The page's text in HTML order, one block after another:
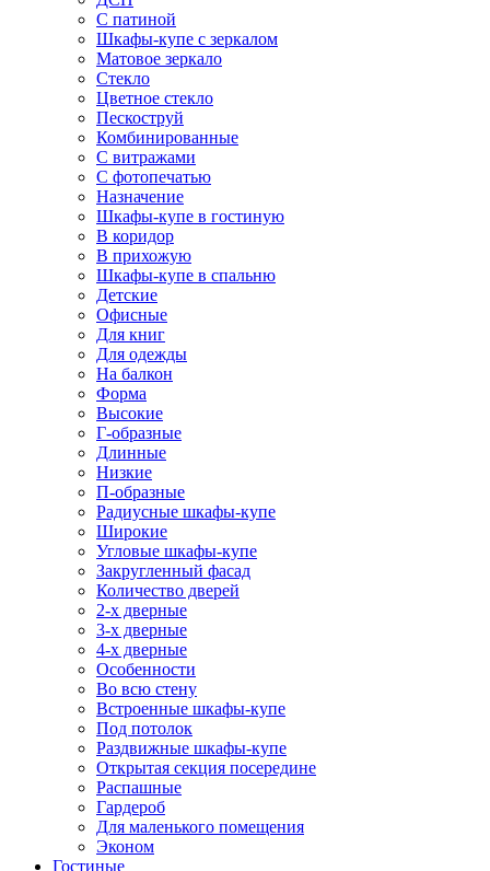
С патиной
Шкафы-купе с зеркалом
Матовое зеркало
Стекло
Цветное стекло
Пескоструй
Комбинированные
С витражами
С фотопечатью
Назначение
Шкафы-купе в гостиную
В коридор
В прихожую
Шкафы-купе в спальню
Детские
Офисные
Для книг
Для одежды
На балкон
Форма
Высокие
Г-образные
Длинные
Низкие
П-образные
Радиусные шкафы-купе
Широкие
Угловые шкафы-купе
Закругленный фасад
Количество дверей
2-х дверные
3-х дверные
4-х дверные
Особенности
Во всю стену
Встроенные шкафы-купе
Под потолок
Раздвижные шкафы-купе
Открытая секция посередине
Распашные
Гардероб
Для маленького помещения
Эконом
Гостиные